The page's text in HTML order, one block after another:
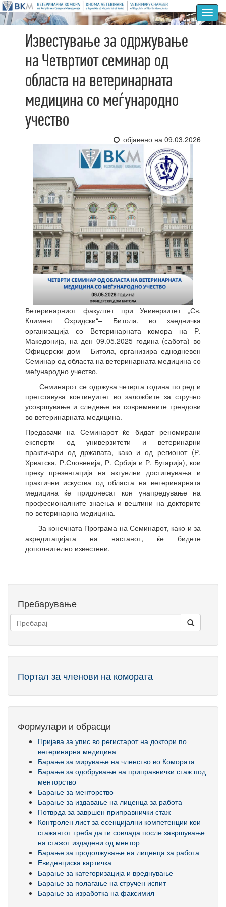
Известување за одржување
на Четвртиот семинар од
областа на ветеринарната
медицина со меѓународно
учество
објавено на 09.03.2026
Ветеринарниот факултет при Универзитет „Св.
Климент Охридски“– Битола, во заедничка
организација со Ветеринарната комора на Р.
Македонија, на ден 09.05.2025 година (сабота) во
Офицерски дом – Битола, организира еднодневен
Семинар од областа на ветеринарната медицина со
меѓународно учество.
Семинарот се одржува четврта година по ред и
претставува континуитет во заложбите за стручно
усовршување и следење на современите трендови
во ветеринарната медицина.
Предавачи на Семинарот ќе бидат реномирани
експерти од универзитети и ветеринарни
практичари од државата, како и од регионот (Р.
Хрватска, Р.Словенија, Р. Србија и Р. Бугарија), кои
преку презентација на актуелни достигнувања и
практични искуства од областа на ветеринарната
медицина ќе придонесат кон унапредување на
професионалните знаења и вештини на докторите
по ветеринарна медицина.
За конечната Програма на Семинарот, како и за
акредитацијата на настанот, ќе бидете
дополнително известени.
Пребарување
Портал за членови на комората
Формулари и обрасци
Пријава за упис во регистарот на доктори по
ветеринарна медицина
Барање за мирување на членство во Комората
Барање за одобрување на приправнички стаж под
менторство
Барање за менторство
Барање за издавање на лиценца за работа
Потврда за завршен приправнички стаж
Контролен лист за есенцијални компетенции кои
стажантот треба да ги совлада после завршување
на стажот издадени од ментор
Барање за продолжување на лиценца за работа
Евиденциска картичка
Барање за категоризација и вреднување
Барање за полагање на стручен испит
Барање за изработка на факсимил